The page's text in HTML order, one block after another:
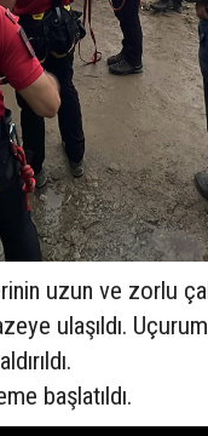
uzun ve zorlu
ulaşıldı.
başlatıldı.